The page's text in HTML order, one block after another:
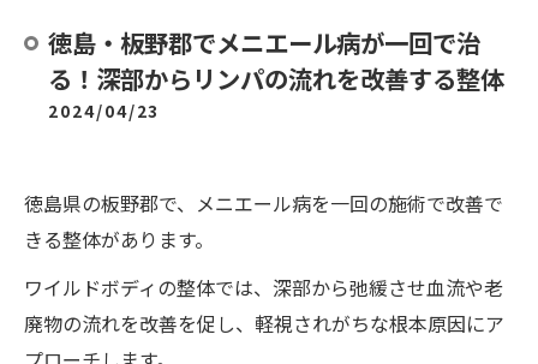
徳島・板野郡でメニエール病が一回で治
る！深部からリンパの流れを改善する整体
2024/04/23
徳島県の板野郡で、メニエール病を一回の施術で改善で
きる整体があります。
ワイルドボディの整体では、深部から弛緩させ血流や老
廃物の流れを改善を促し、軽視されがちな根本原因にア